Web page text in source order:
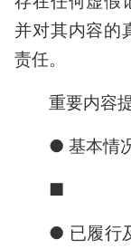
并对其内容的
责任。
重要内容
● 基本情
■
● 已履行